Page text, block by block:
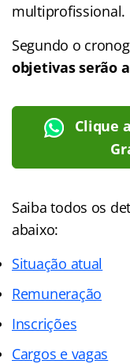
multiprofissional.
Segundo o
objetivas serão
Clique
Saiba todos os
abaixo:
Situação atual
Remuneração
Inscrições
Cargos e vagas